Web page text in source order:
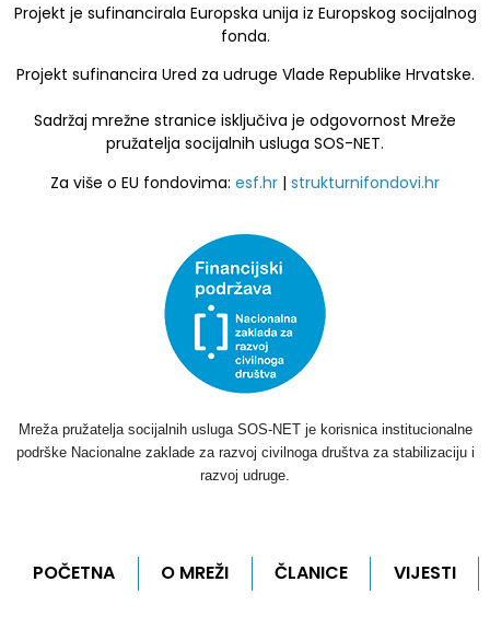
Projekt je sufinancirala Europska unija iz Europskog socijalnog
fonda.
Projekt sufinancira Ured za udruge Vlade Republike Hrvatske.
Sadržaj mrežne stranice isključiva je odgovornost Mreže
pružatelja socijalnih usluga SOS-NET.
Za više o EU fondovima: esf.hr | strukturnifondovi.hr
Mreža pružatelja socijalnih usluga SOS-NET je korisnica institucionalne
podrške Nacionalne zaklade za razvoj civilnoga društva za stabilizaciju i
razvoj udruge.
POČETNA O MREŽI ČLANICE VIJESTI